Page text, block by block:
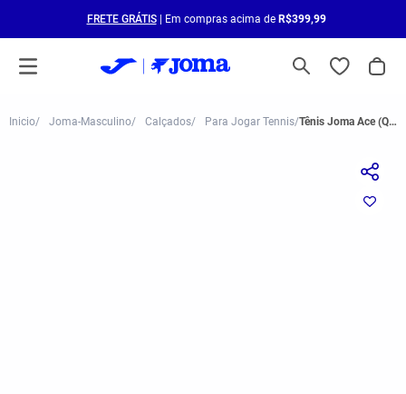
FRETE GRÁTIS| Em compras acima de R$399,99
Joma-Masculino Calçados Para Jogar Tennis Tênis Joma Ace (Quadra Rápida) Masculino Branco